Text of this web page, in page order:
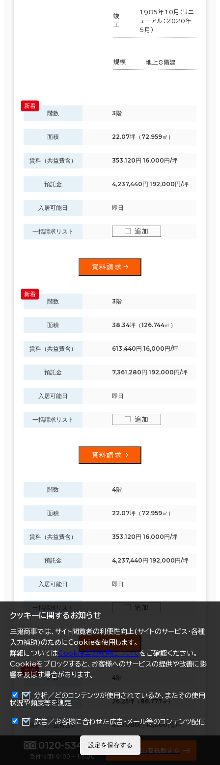
竣
工
1985年10月（リニ
ューアル：2020年
5月）
規模 地上8階建
階数 3階
面積 22.07坪（72.959㎡）
賃料（共益費含） 353,120円 16,000円/坪
預託金 4,237,440円 192,000円/坪
入居可能日 即日
一括請求リスト 追加
資料請求
階数 3階
面積 38.34坪（126.744㎡）
賃料（共益費含） 613,440円 16,000円/坪
預託金 7,361,280円 192,000円/坪
入居可能日 即日
一括請求リスト 追加
資料請求
階数 4階
面積 22.07坪（72.959㎡）
賃料（共益費含） 353,120円 16,000円/坪
預託金 4,237,440円 192,000円/坪
入居可能日 即日
一括請求リスト 追加
資料請求
階数 4階
面積 26.25坪（86.777㎡）
賃料（共益費含） 420,000円 16,000円/坪
預託金 5,040,000円 192,000円/坪
まとめて資料請求
0120-534-011
受付時間：9:00〜17:00
オフィス探しを依頼する
クッキーに関するお知らせ
三鬼商事では、サイト閲覧者の利便性向上(サイトのサービス・各種
入力補助)のためにCookieを使用します。
詳細についてはCookie等の利用についてをご確認ください。
Cookieをブロックすると、お客様へのサービスの提供や改善に影
響を及ぼす場合があります。
分析／どのコンテンツが使用されているか、またその使用
状況や頻度等を測定
広告／お客様に合わせた広告・メール等のコンテンツ配信
設定を保存する